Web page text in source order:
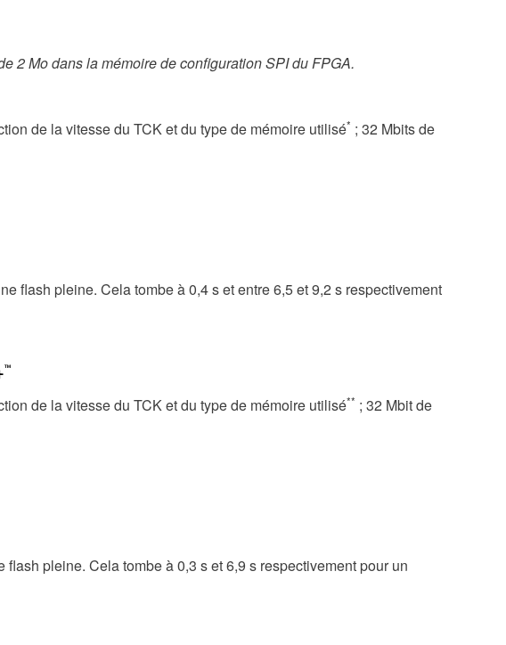
2 Mo dans la mémoire de configuration SPI du FPGA.
de la vitesse du TCK et du type de mémoire utilisé* ; 32 Mbits de
flash pleine. Cela tombe à 0,4 s et entre 6,5 et 9,2 s respectivement
™
de la vitesse du TCK et du type de mémoire utilisé** ; 32 Mbit de
flash pleine. Cela tombe à 0,3 s et 6,9 s respectivement pour un